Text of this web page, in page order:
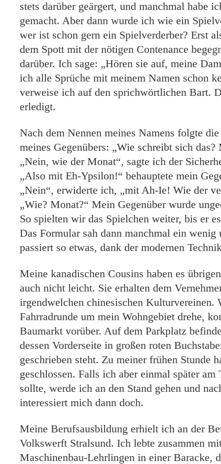
stets darüber geärgert, und manchmal habe
gemacht. Aber dann wurde ich wie ein
wer ist schon gern ein Spielverderber? Erst
dem Spott mit der nötigen Contenance
darüber. Ich sage: „Hören sie auf, meine
ich alle Sprüche mit meinem Namen schon
verweise ich auf den sprichwörtlichen Bart.
erledigt.
Nach dem Nennen meines Namens folgte
meines Gegenübers: „Wie schreibt sich
„Nein, wie der Monat“, sagte ich der
„Also mit Eh-Ypsilon!“ behauptete mein
„Nein“, erwiderte ich, „mit Ah-Ie! Wie der
„Wie? Monat?“ Mein Gegenüber wurde
So spielten wir das Spielchen weiter, bis er
Das Formular sah dann manchmal ein wenig
passiert so etwas, dank der modernen
Meine kanadischen Cousins haben es
auch nicht leicht. Sie erhalten dem
irgendwelchen chinesischen Kulturvereinen.
Fahrradrunde um mein Wohngebiet drehe,
Baumarkt vorüber. Auf dem Parkplatz
dessen Vorderseite in großen roten
geschrieben steht. Zu meiner frühen Stunde
geschlossen. Falls ich aber einmal später
sollte, werde ich an den Stand gehen und
interessiert mich dann doch.
Meine Berufsausbildung erhielt ich an der
Volkswerft Stralsund. Ich lebte zusammen
Maschinenbau-Lehrlingen in einer Baracke,